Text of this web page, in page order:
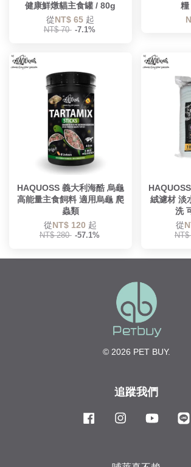
健康鮮燉貓主食罐 / 80g
從NT$ 65 起
NT$ 70 -7.1%
HAQUOSS 義大利海酷 烏龜
高能量主食飼料 適用烏龜 爬
蟲類
從NT$ 120 起
NT$ 280 -57.1%
絨濾材 淡
洗
從
© 2026 PET BUY.
追蹤我們
Facebook Instagram YouTube